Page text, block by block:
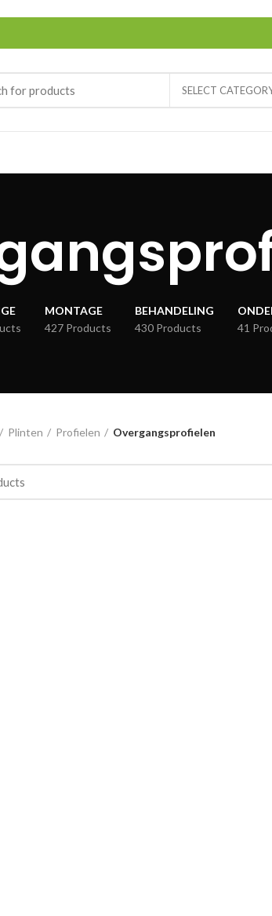
SELECT
MONTAGE
427 Products
BEHANDELING
430 Products
41
Plinten Profielen Overgangsprofielen